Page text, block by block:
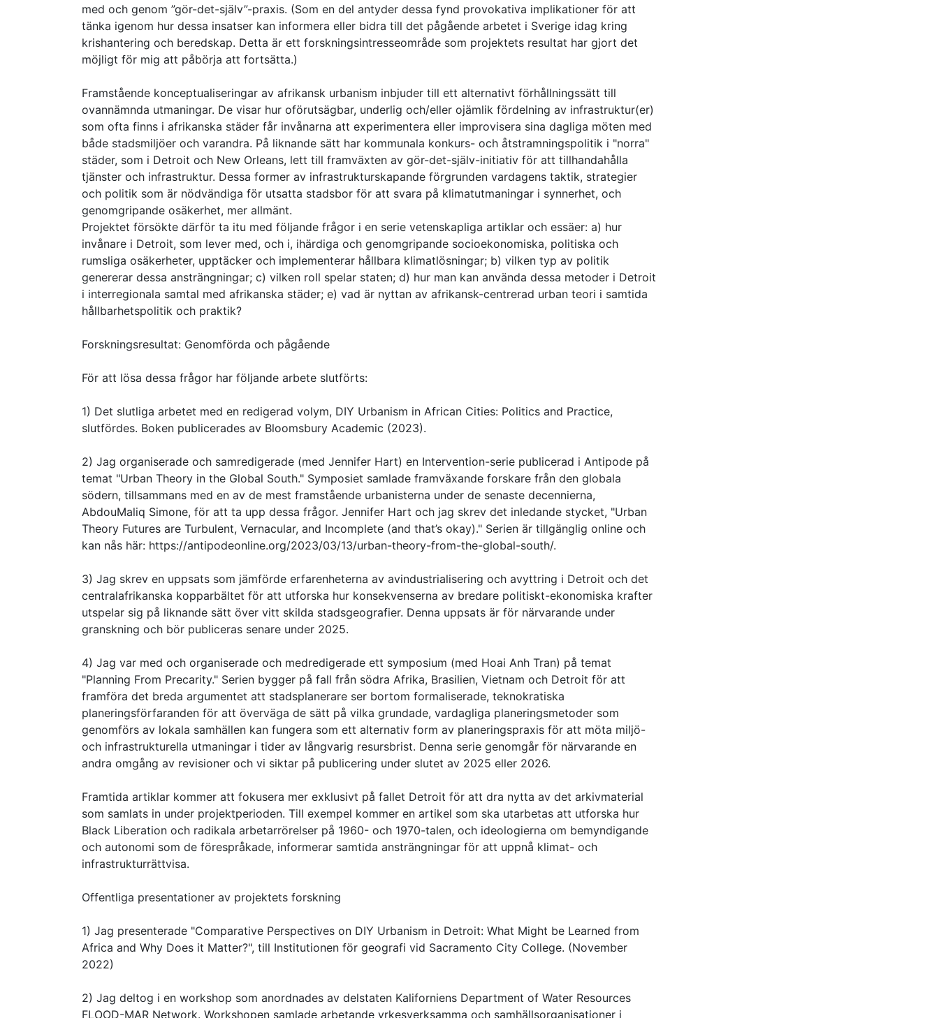
med och genom ”gör-det-själv”-praxis. (Som en del antyder dessa fynd provokativa implikationer för att
tänka igenom hur dessa insatser kan informera eller bidra till det pågående arbetet i Sverige idag kring
krishantering och beredskap. Detta är ett forskningsintresseområde som projektets resultat har gjort det
möjligt för mig att påbörja att fortsätta.)
Framstående konceptualiseringar av afrikansk urbanism inbjuder till ett alternativt förhållningssätt till
ovannämnda utmaningar. De visar hur oförutsägbar, underlig och/eller ojämlik fördelning av infrastruktur(er)
som ofta finns i afrikanska städer får invånarna att experimentera eller improvisera sina dagliga möten med
både stadsmiljöer och varandra. På liknande sätt har kommunala konkurs- och åtstramningspolitik i "norra"
städer, som i Detroit och New Orleans, lett till framväxten av gör-det-själv-initiativ för att tillhandahålla
tjänster och infrastruktur. Dessa former av infrastrukturskapande förgrunden vardagens taktik, strategier
och politik som är nödvändiga för utsatta stadsbor för att svara på klimatutmaningar i synnerhet, och
genomgripande osäkerhet, mer allmänt.
Projektet försökte därför ta itu med följande frågor i en serie vetenskapliga artiklar och essäer: a) hur
invånare i Detroit, som lever med, och i, ihärdiga och genomgripande socioekonomiska, politiska och
rumsliga osäkerheter, upptäcker och implementerar hållbara klimatlösningar; b) vilken typ av politik
genererar dessa ansträngningar; c) vilken roll spelar staten; d) hur man kan använda dessa metoder i Detroit
i interregionala samtal med afrikanska städer; e) vad är nyttan av afrikansk-centrerad urban teori i samtida
hållbarhetspolitik och praktik?
Forskningsresultat: Genomförda och pågående
För att lösa dessa frågor har följande arbete slutförts:
1) Det slutliga arbetet med en redigerad volym, DIY Urbanism in African Cities: Politics and Practice,
slutfördes. Boken publicerades av Bloomsbury Academic (2023).
2) Jag organiserade och samredigerade (med Jennifer Hart) en Intervention-serie publicerad i Antipode på
temat "Urban Theory in the Global South." Symposiet samlade framväxande forskare från den globala
södern, tillsammans med en av de mest framstående urbanisterna under de senaste decennierna,
AbdouMaliq Simone, för att ta upp dessa frågor. Jennifer Hart och jag skrev det inledande stycket, "Urban
Theory Futures are Turbulent, Vernacular, and Incomplete (and that’s okay)." Serien är tillgänglig online och
kan nås här: https://antipodeonline.org/2023/03/13/urban-theory-from-the-global-south/.
3) Jag skrev en uppsats som jämförde erfarenheterna av avindustrialisering och avyttring i Detroit och det
centralafrikanska kopparbältet för att utforska hur konsekvenserna av bredare politiskt-ekonomiska krafter
utspelar sig på liknande sätt över vitt skilda stadsgeografier. Denna uppsats är för närvarande under
granskning och bör publiceras senare under 2025.
4) Jag var med och organiserade och medredigerade ett symposium (med Hoai Anh Tran) på temat
"Planning From Precarity." Serien bygger på fall från södra Afrika, Brasilien, Vietnam och Detroit för att
framföra det breda argumentet att stadsplanerare ser bortom formaliserade, teknokratiska
planeringsförfaranden för att överväga de sätt på vilka grundade, vardagliga planeringsmetoder som
genomförs av lokala samhällen kan fungera som ett alternativ form av planeringspraxis för att möta miljö-
och infrastrukturella utmaningar i tider av långvarig resursbrist. Denna serie genomgår för närvarande en
andra omgång av revisioner och vi siktar på publicering under slutet av 2025 eller 2026.
Framtida artiklar kommer att fokusera mer exklusivt på fallet Detroit för att dra nytta av det arkivmaterial
som samlats in under projektperioden. Till exempel kommer en artikel som ska utarbetas att utforska hur
Black Liberation och radikala arbetarrörelser på 1960- och 1970-talen, och ideologierna om bemyndigande
och autonomi som de förespråkade, informerar samtida ansträngningar för att uppnå klimat- och
infrastrukturrättvisa.
Offentliga presentationer av projektets forskning
1) Jag presenterade "Comparative Perspectives on DIY Urbanism in Detroit: What Might be Learned from
Africa and Why Does it Matter?", till Institutionen för geografi vid Sacramento City College. (November
2022)
2) Jag deltog i en workshop som anordnades av delstaten Kaliforniens Department of Water Resources
FLOOD-MAR Network. Workshopen samlade arbetande yrkesverksamma och samhällsorganisationer i